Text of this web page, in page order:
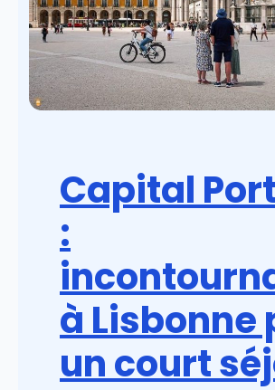
Capital
:
à Lisbonne
un court